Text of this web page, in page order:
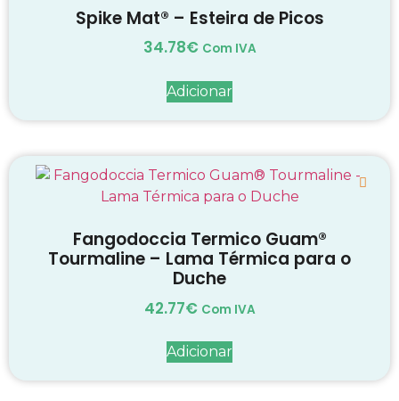
Spike Mat® – Esteira de Picos
34.78€ Com IVA
Adicionar
Fangodoccia Termico Guam®
Tourmaline – Lama Térmica para o
Duche
42.77€ Com IVA
Adicionar